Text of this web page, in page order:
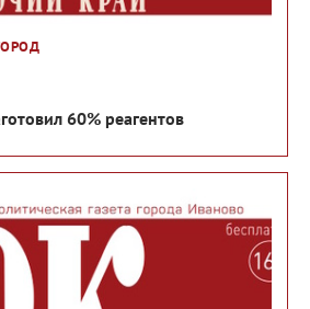
60% реагентов